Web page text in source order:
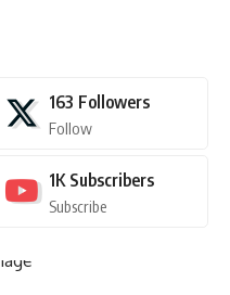
163 Followers
Follow
1K Subscribers
Subscribe